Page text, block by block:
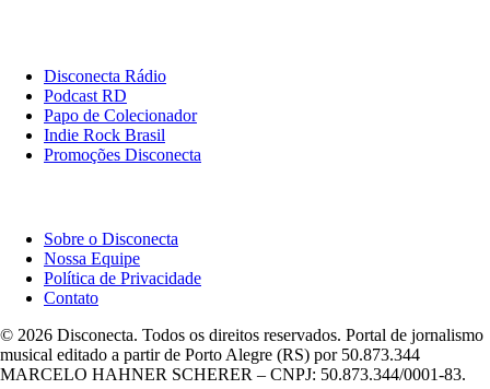
Disconecta Rádio
Podcast RD
Papo de Colecionador
Indie Rock Brasil
Promoções Disconecta
Sobre o Disconecta
Nossa Equipe
Política de Privacidade
Contato
© 2026 Disconecta. Todos os direitos reservados. Portal de jornalismo
musical editado a partir de Porto Alegre (RS) por 50.873.344
MARCELO HAHNER SCHERER – CNPJ: 50.873.344/0001-83.